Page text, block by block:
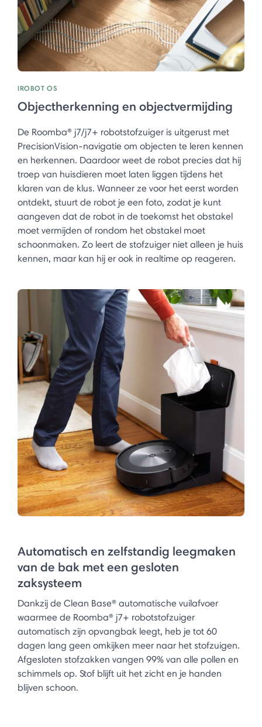
IROBOT OS
Objectherkenning en objectvermijding
De Roomba® j7/j7+ robotstofzuiger is uitgerust met
PrecisionVision-navigatie om objecten te leren kennen
en herkennen. Daardoor weet de robot precies dat hij
troep van huisdieren moet laten liggen tijdens het
klaren van de klus. Wanneer ze voor het eerst worden
ontdekt, stuurt de robot je een foto, zodat je kunt
aangeven dat de robot in de toekomst het obstakel
moet vermijden of rondom het obstakel moet
schoonmaken. Zo leert de stofzuiger niet alleen je huis
kennen, maar kan hij er ook in realtime op reageren. ​
Automatisch en zelfstandig leegmaken
van de bak met een gesloten
zaksysteem
Dankzij de Clean Base® automatische vuilafvoer
waarmee de Roomba® j7+ robotstofzuiger
automatisch zijn opvangbak leegt, heb je tot 60
dagen lang geen omkijken meer naar het stofzuigen.
Afgesloten stofzakken vangen 99% van alle pollen en
schimmels op. Stof blijft uit het zicht en je handen
blijven schoon.